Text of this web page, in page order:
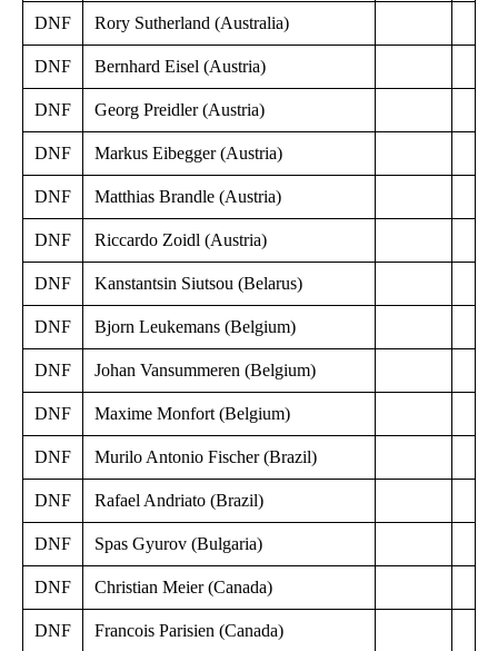
DNF Rory Sutherland (Australia)
DNF Bernhard Eisel (Austria)
DNF Georg Preidler (Austria)
DNF Markus Eibegger (Austria)
DNF Matthias Brandle (Austria)
DNF Riccardo Zoidl (Austria)
DNF Kanstantsin Siutsou (Belarus)
DNF Bjorn Leukemans (Belgium)
DNF Johan Vansummeren (Belgium)
DNF Maxime Monfort (Belgium)
DNF Murilo Antonio Fischer (Brazil)
DNF Rafael Andriato (Brazil)
DNF Spas Gyurov (Bulgaria)
DNF Christian Meier (Canada)
DNF Francois Parisien (Canada)